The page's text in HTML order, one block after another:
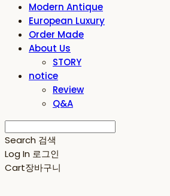
Modern Antique
European Luxury
Order Made
About Us
STORY
notice
Review
Q&A
Search 검색
Log In 로그인
Cart장바구니